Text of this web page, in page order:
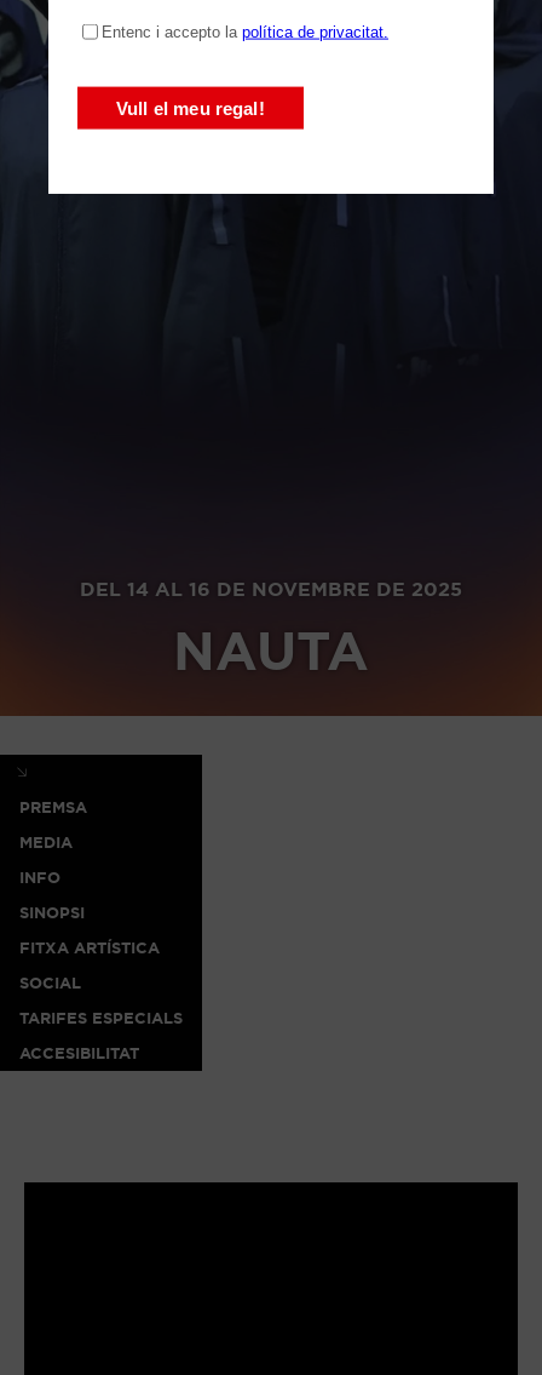
DEL 14 AL 16 DE NOVEMBRE DE 2025
NAUTA
PREMSA
MEDIA
INFO
SINOPSI
FITXA ARTÍSTICA
SOCIAL
TARIFES ESPECIALS
ACCESIBILITAT